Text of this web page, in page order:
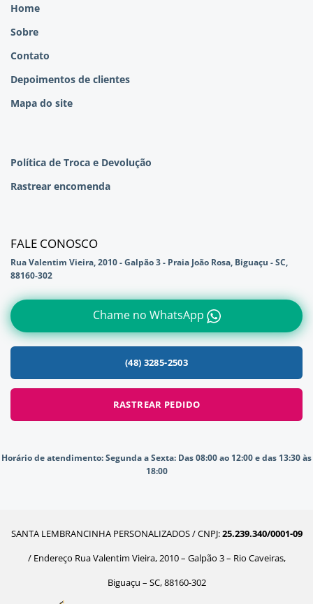
Home
Sobre
Contato
Depoimentos de clientes
Mapa do site
Política de Troca e Devolução
Rastrear encomenda
FALE CONOSCO
Rua Valentim Vieira, 2010 - Galpão 3 - Praia João Rosa, Biguaçu - SC,
88160-302
Chame no WhatsApp
(48) 3285-2503
RASTREAR PEDIDO
Horário de atendimento:Segunda a Sexta: Das 08:00 ao 12:00 e das 13:30 às
18:00
SANTA LEMBRANCINHA PERSONALIZADOS / CNPJ:25.239.340/0001-09
/ Endereço Rua Valentim Vieira, 2010 – Galpão 3 – Rio Caveiras,
Biguaçu – SC, 88160-302